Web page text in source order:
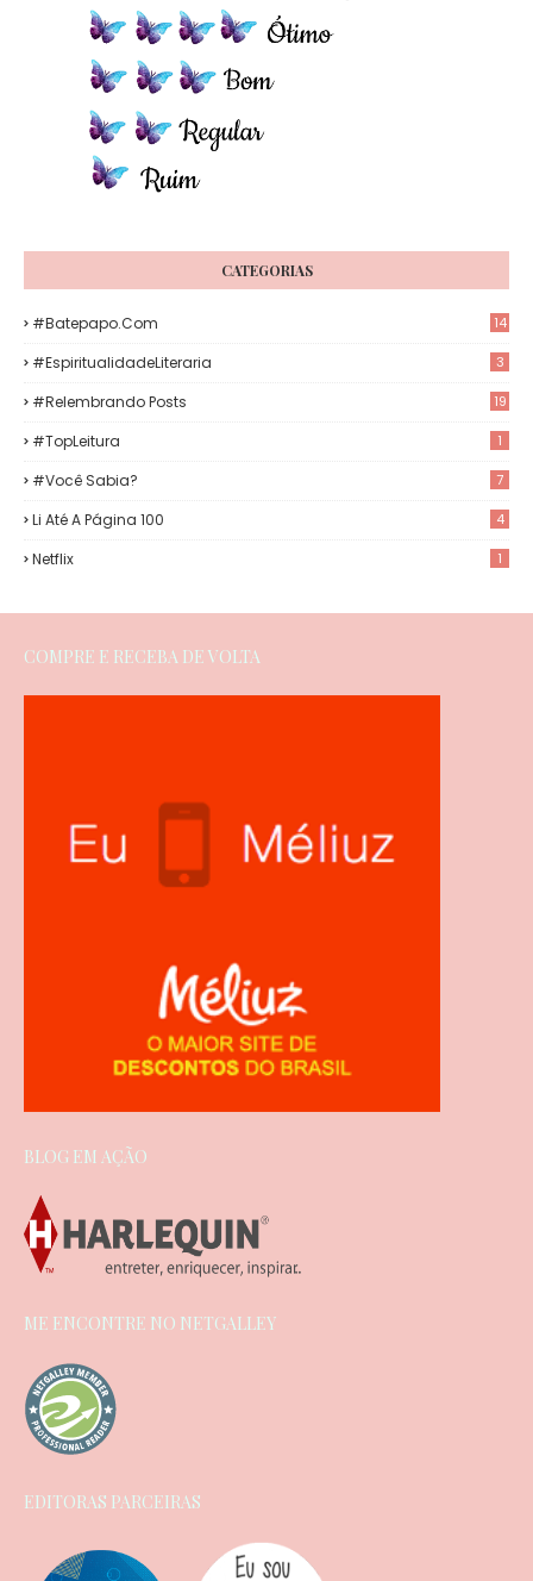
CATEGORIAS
#Batepapo.com 14
#EspiritualidadeLiteraria 3
#Relembrando Posts 19
#TopLeitura 1
#Você Sabia? 7
Li Até A Página 100 4
Netflix 1
COMPRE E RECEBA DE VOLTA
BLOG EM AÇÃO
ME ENCONTRE NO NETGALLEY
EDITORAS PARCEIRAS